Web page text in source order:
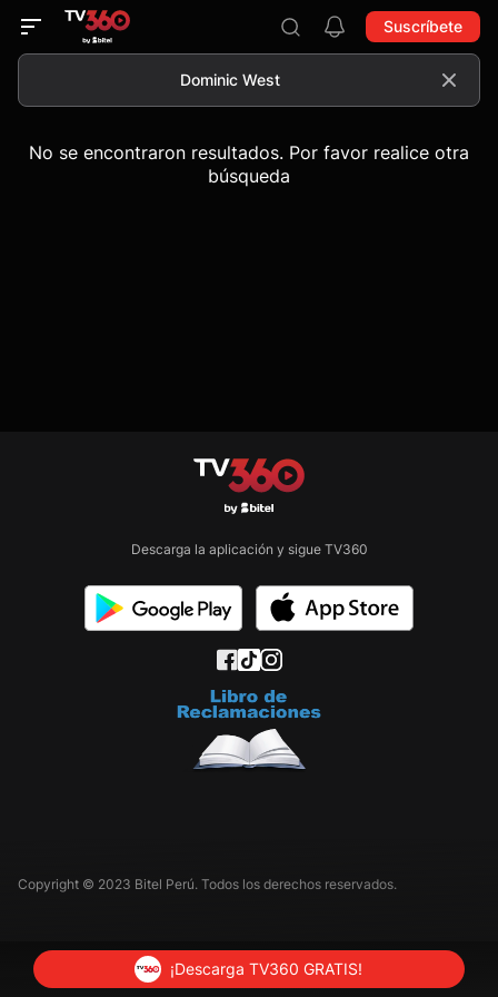
Suscríbete
No se encontraron resultados. Por favor realice otra
búsqueda
Descarga la aplicación y sigue TV360
Copyright © 2023 Bitel Perú. Todos los derechos reservados.
¡Descarga TV360 GRATIS!